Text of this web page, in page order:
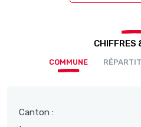
CHIFFRES
COMMUNE
Canton :